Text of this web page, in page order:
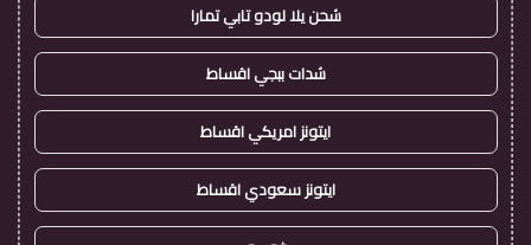
شحن يلا لودو تابي تمارا
شدات ببجي اقساط
ايتونز امريكي اقساط
ايتونز سعودي اقساط